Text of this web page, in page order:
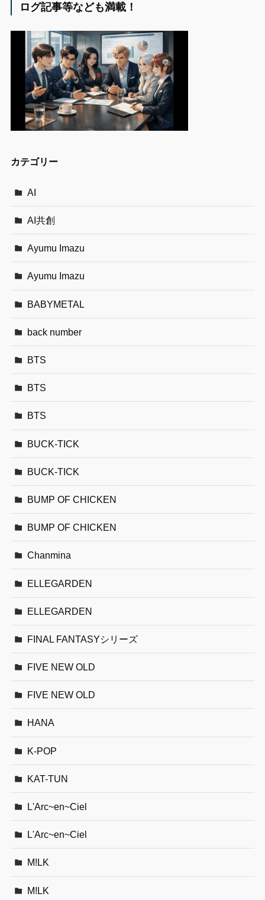
ログ記事等なども満載！
カテゴリー
AI
AI共創
Ayumu Imazu
Ayumu Imazu
BABYMETAL
back number
BTS
BTS
BTS
BUCK-TICK
BUCK-TICK
BUMP OF CHICKEN
BUMP OF CHICKEN
Chanmina
ELLEGARDEN
ELLEGARDEN
FINAL FANTASYシリーズ
FIVE NEW OLD
FIVE NEW OLD
HANA
K-POP
KAT-TUN
L'Arc~en~Ciel
L'Arc~en~Ciel
M!LK
M!LK